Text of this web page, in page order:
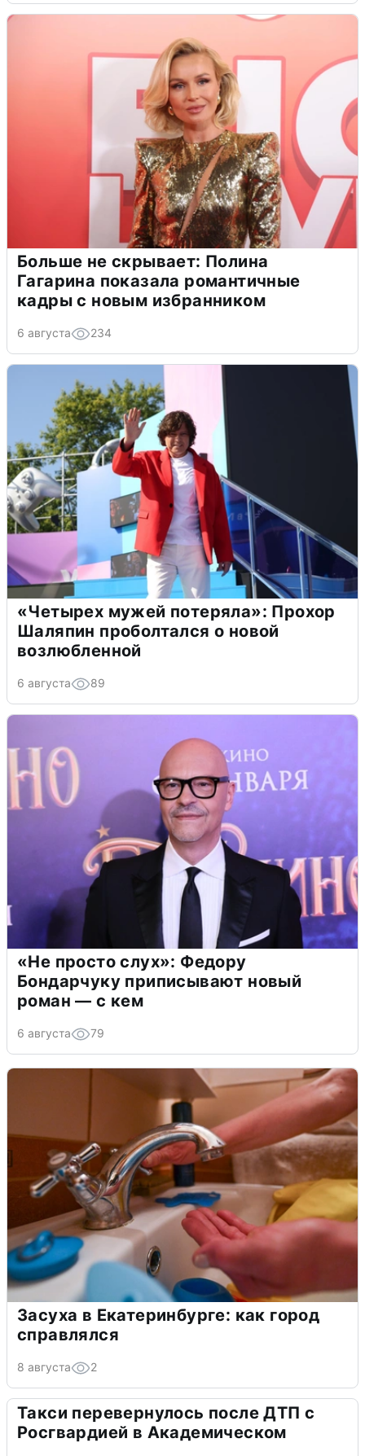
Больше не скрывает: Полина
Гагарина показала романтичные
кадры с новым избранником
6 августа 234
«Четырех мужей потеряла»: Прохор
Шаляпин проболтался о новой
возлюбленной
6 августа 89
«Не просто слух»: Федору
Бондарчуку приписывают новый
роман — с кем
6 августа 79
Засуха в Екатеринбурге: как город
справлялся
8 августа 2
Такси перевернулось после ДТП с
Росгвардией в Академическом